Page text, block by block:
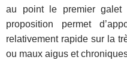
au point le premier galet
proposition permet
relativement rapide sur la
ou maux aigus et